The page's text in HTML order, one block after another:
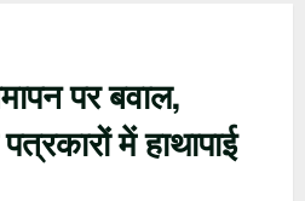
पर बवाल,
में हाथापाई